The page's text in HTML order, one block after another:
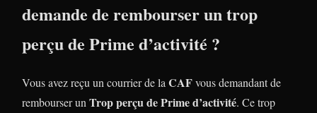
demande de rembourser un trop
perçu de Prime d’activité ?
Vous avez reçu un courrier de la CAFvous demandant de
rembourser un Trop perçu de Prime d’activité. Ce trop